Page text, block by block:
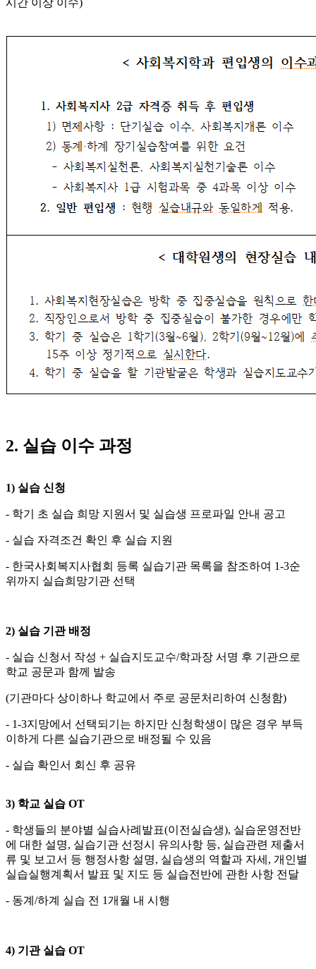
2. 실습 이수 과정
1) 실습 신청
- 학기 초 실습 희망 지원서 및 실습생 프로파일 안내 공고
- 실습 자격조건 확인 후 실습 지원
- 한국사회복지사협회 등록 실습기관 목록을 참조하여 1-3순
위까지 실습희망기관 선택
2) 실습 기관 배정
- 실습 신청서 작성 + 실습지도교수/학과장 서명 후 기관으로
학교 공문과 함께 발송
(기관마다 상이하나 학교에서 주로 공문처리하여 신청함)
- 1-3지망에서 선택되기는 하지만 신청학생이 많은 경우 부득
이하게 다른 실습기관으로 배정될 수 있음
- 실습 확인서 회신 후 공유
3) 학교 실습 OT
- 학생들의 분야별 실습사례발표(이전실습생), 실습운영전반
에 대한 설명, 실습기관 선정시 유의사항 등, 실습관련 제출서
류 및 보고서 등 행정사항 설명, 실습생의 역할과 자세, 개인별
실습실행계획서 발표 및 지도 등 실습전반에 관한 사항 전달
- 동계/하계 실습 전 1개월 내 시행
4) 기관 실습 OT